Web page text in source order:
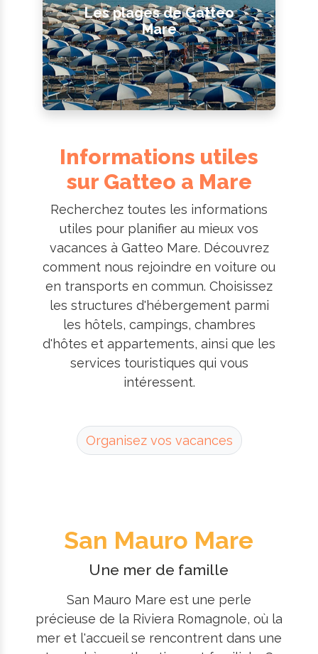
Les plages de Gatteo
Mare
Informations utiles
sur Gatteo a Mare
Recherchez toutes les informations
utiles pour planifier au mieux vos
vacances à Gatteo Mare. Découvrez
comment nous rejoindre en voiture ou
en transports en commun. Choisissez
les structures d'hébergement parmi
les hôtels, campings, chambres
d'hôtes et appartements, ainsi que les
services touristiques qui vous
intéressent.
Organisez vos vacances
San Mauro Mare
Une mer de famille
San Mauro Mare est une perle
précieuse de la Riviera Romagnole, où la
mer et l'accueil se rencontrent dans une